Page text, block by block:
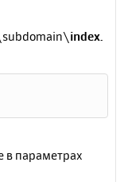
index.
в параметрах